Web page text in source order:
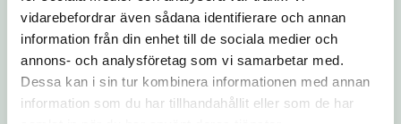
vidarebefordrar även sådana identifierare och annan
information från din enhet till de sociala medier och
annons- och analysföretag som vi samarbetar med.
Dessa kan i sin tur kombinera informationen med annan
information som du har tillhandahållit eller som de har